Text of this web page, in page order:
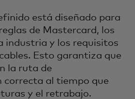
está diseñado para
de Mastercard, los
industria y los requisitos
Esto garantiza que
la ruta de
correcta al tiempo que
y el retrabajo.